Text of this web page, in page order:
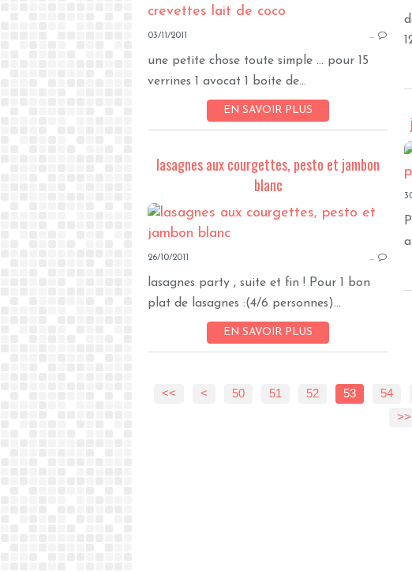
03/11/2011 …
une petite chose toute simple ... pour 15
verrines 1 avocat 1 boite de...
EN SAVOIR PLUS
lasagnes aux courgettes, pesto et jambon
blanc
26/10/2011 …
lasagnes party , suite et fin ! Pour 1 bon
plat de lasagnes :(4/6 personnes)...
EN SAVOIR PLUS
<< < 10
20
30
40
50 51 52 53 54
>>